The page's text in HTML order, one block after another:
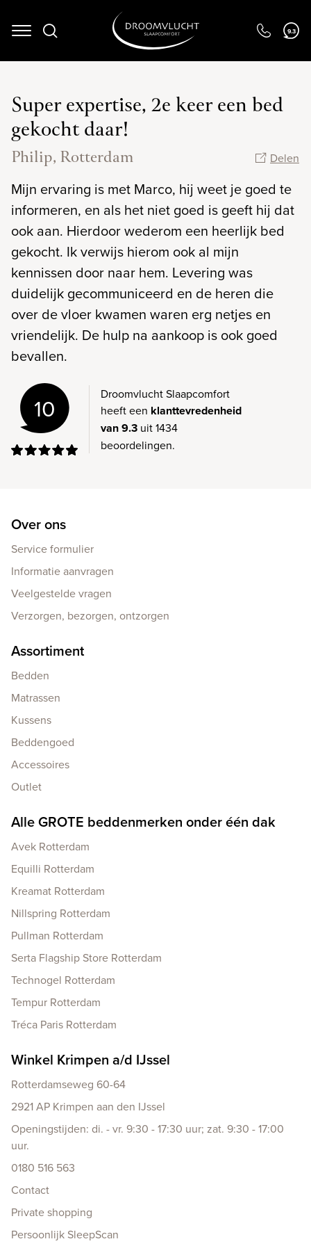
Navigation 9.3
Super expertise, 2e keer een bed
gekocht daar!
Philip, Rotterdam Delen
Mijn ervaring is met Marco, hij weet je goed te
informeren, en als het niet goed is geeft hij dat
ook aan. Hierdoor wederom een heerlijk bed
gekocht. Ik verwijs hierom ook al mijn
kennissen door naar hem. Levering was
duidelijk gecommuniceerd en de heren die
over de vloer kwamen waren erg netjes en
vriendelijk. De hulp na aankoop is ook goed
bevallen.
10
Droomvlucht Slaapcomfort
heeft een klanttevredenheid
van 9.3 uit 1434
beoordelingen.
Over ons
Service formulier
Informatie aanvragen
Veelgestelde vragen
Verzorgen, bezorgen, ontzorgen
Assortiment
Bedden
Matrassen
Kussens
Beddengoed
Accessoires
Outlet
Alle GROTE beddenmerken onder één dak
Avek Rotterdam
Equilli Rotterdam
Kreamat Rotterdam
Nillspring Rotterdam
Pullman Rotterdam
Serta Flagship Store Rotterdam
Technogel Rotterdam
Tempur Rotterdam
Tréca Paris Rotterdam
Winkel Krimpen a/d IJssel
Rotterdamseweg 60-64
2921 AP Krimpen aan den IJssel
Openingstijden: di. - vr. 9:30 - 17:30 uur; zat. 9:30 - 17:00
uur.
0180 516 563
Contact
Private shopping
Persoonlijk SleepScan